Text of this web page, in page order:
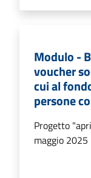
Modulo -
voucher
cui al
persone
Progetto
maggio 2025